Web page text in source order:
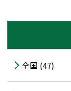
全国 (47)